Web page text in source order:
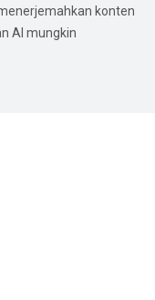
konten
AI mungkin